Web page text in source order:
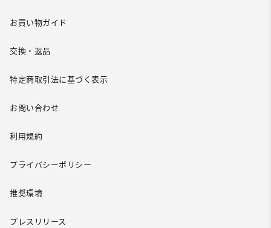
お買い物ガイド
交換・返品
特定商取引法に基づく表示
お問い合わせ
利用規約
プライバシーポリシー
推奨環境
プレスリリース